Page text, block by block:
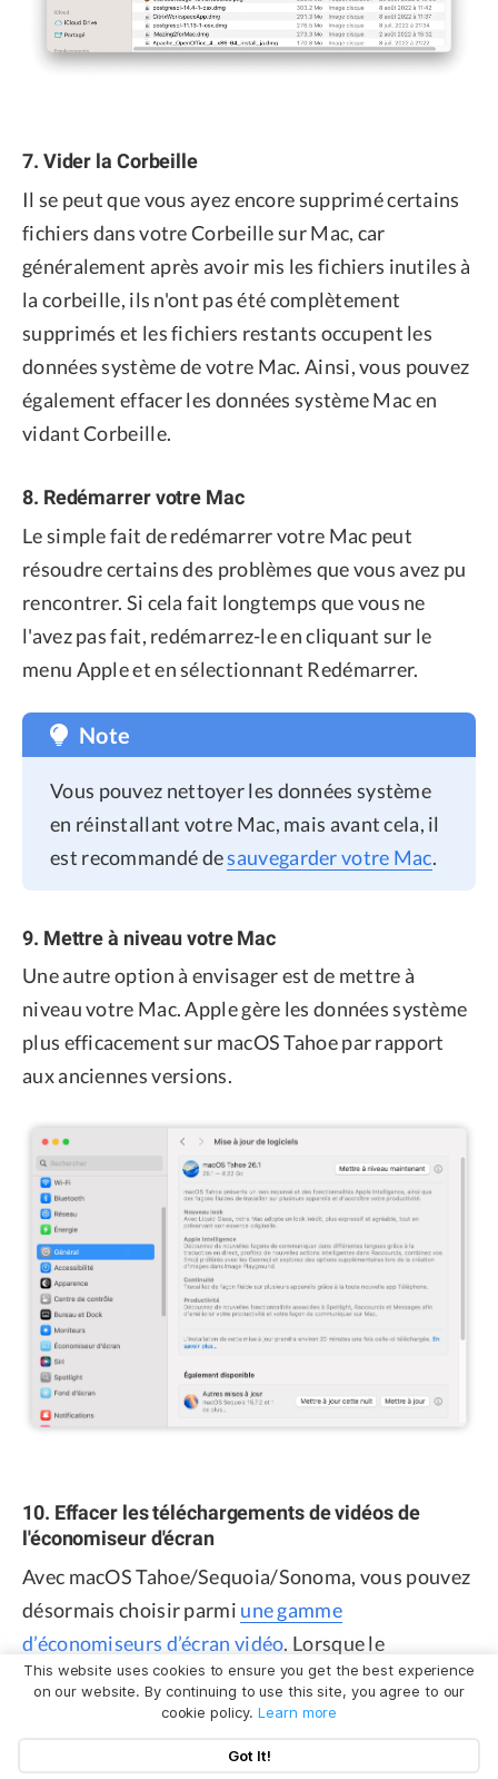
7. Vider la Corbeille
Il se peut que vous ayez encore supprimé certains
fichiers dans votre Corbeille sur Mac, car
généralement après avoir mis les fichiers inutiles à
la corbeille, ils n'ont pas été complètement
supprimés et les fichiers restants occupent les
données système de votre Mac. Ainsi, vous pouvez
également effacer les données système Mac en
vidant Corbeille.
8. Redémarrer votre Mac
Le simple fait de redémarrer votre Mac peut
résoudre certains des problèmes que vous avez pu
rencontrer. Si cela fait longtemps que vous ne
l'avez pas fait, redémarrez-le en cliquant sur le
menu Apple et en sélectionnant Redémarrer.
Note
Vous pouvez nettoyer les données système
en réinstallant votre Mac, mais avant cela, il
est recommandé desauvegarder votre Mac.
9. Mettre à niveau votre Mac
Une autre option à envisager est de mettre à
niveau votre Mac. Apple gère les données système
plus efficacement sur macOS Tahoe par rapport
aux anciennes versions.
10. Effacer les téléchargements de vidéos de
l'économiseur d'écran
Avec macOS Tahoe/Sequoia/Sonoma, vous pouvez
désormais choisir parmi une gamme
d’économiseurs d’écran vidéo. Lorsque le
mouvement de l’économiseur d’écran se termine, il
ralentit et se transforme en une image statique,
This website uses cookies to ensure you get the best experience
on our website. By continuing to use this site, you agree to our
cookie policy.Learn more
Got It!